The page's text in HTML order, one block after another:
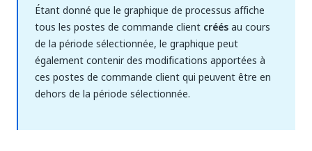
Étant donné que le graphique de processus affiche
tous les postes de commande client créésau cours
de la période sélectionnée, le graphique peut
également contenir des modifications apportées à
ces postes de commande client qui peuvent être en
dehors de la période sélectionnée.